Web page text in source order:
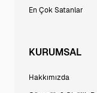
En Çok Satanlar
KURUMSAL
Hakkımızda